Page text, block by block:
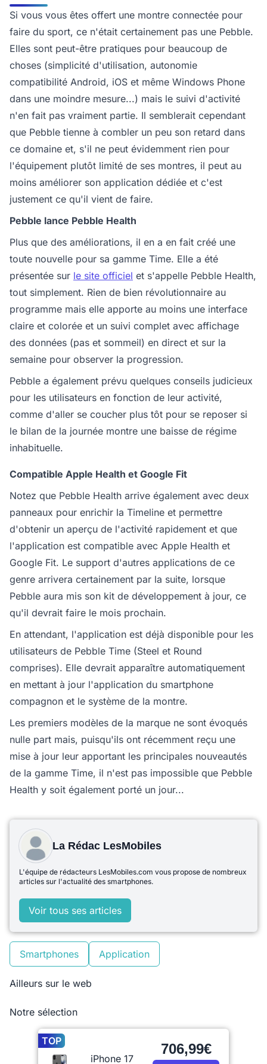
Si vous vous êtes offert une montre connectée pour
faire du sport, ce n'était certainement pas une Pebble.
Elles sont peut-être pratiques pour beaucoup de
choses (simplicité d'utilisation, autonomie
compatibilité Android, iOS et même Windows Phone
dans une moindre mesure...) mais le suivi d'activité
n'en fait pas vraiment partie. Il semblerait cependant
que Pebble tienne à combler un peu son retard dans
ce domaine et, s'il ne peut évidemment rien pour
l'équipement plutôt limité de ses montres, il peut au
moins améliorer son application dédiée et c'est
justement ce qu'il vient de faire.
Pebble lance Pebble Health
Plus que des améliorations, il en a en fait créé une
toute nouvelle pour sa gamme Time. Elle a été
présentée sur le site officiel et s'appelle Pebble Health,
tout simplement. Rien de bien révolutionnaire au
programme mais elle apporte au moins une interface
claire et colorée et un suivi complet avec affichage
des données (pas et sommeil) en direct et sur la
semaine pour observer la progression.
Pebble a également prévu quelques conseils judicieux
pour les utilisateurs en fonction de leur activité,
comme d'aller se coucher plus tôt pour se reposer si
le bilan de la journée montre une baisse de régime
inhabituelle.
Compatible Apple Health et Google Fit
Notez que Pebble Health arrive également avec deux
panneaux pour enrichir la Timeline et permettre
d'obtenir un aperçu de l'activité rapidement et que
l'application est compatible avec Apple Health et
Google Fit. Le support d'autres applications de ce
genre arrivera certainement par la suite, lorsque
Pebble aura mis son kit de développement à jour, ce
qu'il devrait faire le mois prochain.
En attendant, l'application est déjà disponible pour les
utilisateurs de Pebble Time (Steel et Round
comprises). Elle devrait apparaître automatiquement
en mettant à jour l'application du smartphone
compagnon et le système de la montre.
Les premiers modèles de la marque ne sont évoqués
nulle part mais, puisqu'ils ont récemment reçu une
mise à jour leur apportant les principales nouveautés
de la gamme Time, il n'est pas impossible que Pebble
Health y soit également porté un jour...
La Rédac LesMobiles
L'équipe de rédacteurs LesMobiles.com vous propose de nombreux
articles sur l'actualité des smartphones.
Voir tous ses articles
Smartphones Application
Ailleurs sur le web
Notre sélection
TOP
iPhone 17
706,99€